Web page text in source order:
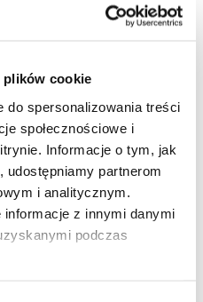
plików cookie
spersonalizowania treści
społecznościowe i
Informacje o tym, jak
partnerom
i analitycznym.
informacje z innymi danymi
podczas
wyróżnienia za
oraz perfekcyjną
w kategorii„Pomocna
Białek–
sensoryczna,
towarzystwa”
– absolwentkę
kwalifikacyjne.